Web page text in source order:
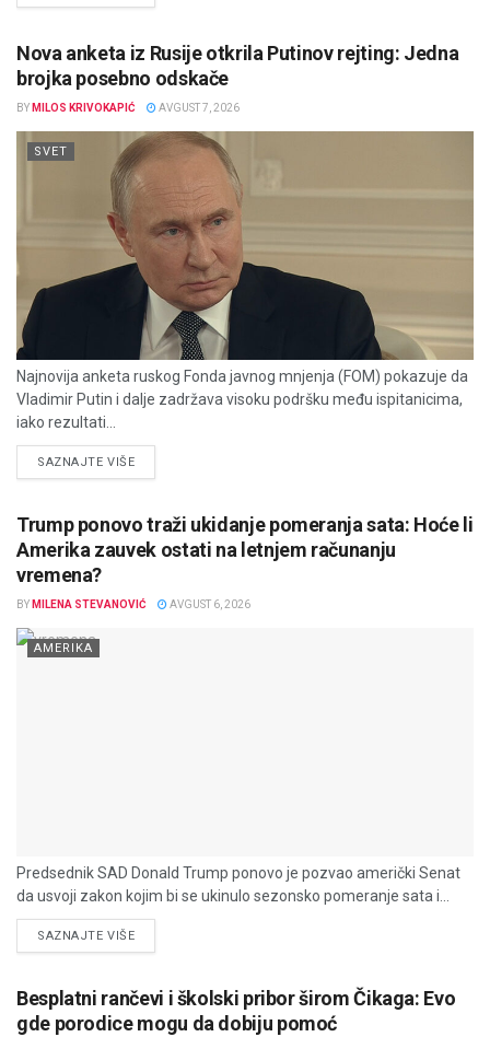
Nova anketa iz Rusije otkrila Putinov rejting: Jedna
brojka posebno odskače
BY MILOS KRIVOKAPIĆ AVGUST 7, 2026
SVET
Najnovija anketa ruskog Fonda javnog mnjenja (FOM) pokazuje da
Vladimir Putin i dalje zadržava visoku podršku među ispitanicima,
iako rezultati...
SAZNAJTE VIŠEDETAILS
Trump ponovo traži ukidanje pomeranja sata: Hoće li
Amerika zauvek ostati na letnjem računanju
vremena?
BY MILENA STEVANOVIĆ AVGUST 6, 2026
AMERIKA
Predsednik SAD Donald Trump ponovo je pozvao američki Senat
da usvoji zakon kojim bi se ukinulo sezonsko pomeranje sata i...
SAZNAJTE VIŠEDETAILS
Besplatni rančevi i školski pribor širom Čikaga: Evo
gde porodice mogu da dobiju pomoć